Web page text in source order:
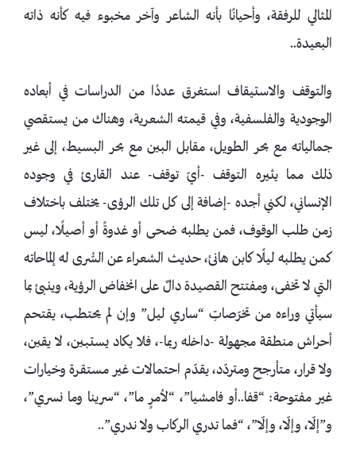
المثالي للرفقة، وأحيانًا بأنه الشاعر وآخر مخبوء فيه كأنه ذاته
البعيدة..
والتوقف والاستيقاف استغرق عددًا من الدراسات في أبعاده
الوجودية والفلسفية، وفي قيمته الشعرية، وهناك من يستقصي
جمالياته مع بحر الطويل، مقابل البين مع بحر البسيط، إلى غير
ذلك مما يثيره التوقف -أيّ توقف- عند القارئ في وجوده
الإنساني، لكني أجده -إضافة إلى كل تلك الرؤى- يختلف باختلاف
زمن طلب الوقوف، فمن يطلبه ضحى أو غدوةً أو أصيلًا، ليس
كمن يطلبه ليلًا كابن هانئ، حديث الشعراء عن السُّرى له إلماحاته
التي لا تخفى، ومفتتح القصيدة دالٌ على انخفاض الرؤية، وينبئ بما
سيأتي وراءه من تخرّصاتِ “ساري ليل” وإن لم يحتطب، يقتحم
أحراش منطقة مجهولة -داخله ربما-، فلا يكاد يستبين، لا يقين،
ولا قرار، متأرجح ومتردّد، يقدّم احتمالات غير مستقرة وخيارات
غير مفتوحة: “قفا..أو فامشيا”، “لأمرٍ ما”، “سرينا وما نسري”،
و”إلّا، وإلّا، وإلّا”، “فما تدري الركاب ولا ندري”..